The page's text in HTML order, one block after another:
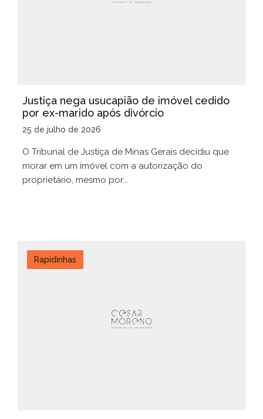
Justiça nega usucapião de imóvel cedido
por ex-marido após divórcio
25 de julho de 2026
O Tribunal de Justiça de Minas Gerais decidiu que
morar em um imóvel com a autorização do
proprietário, mesmo por...
Rapidinhas